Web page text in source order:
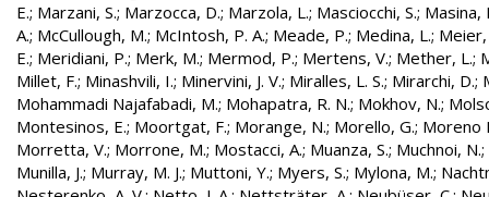
E.; Marzani, S.; Marzocca, D.; Marzola, L.; Masciocchi, S.; Masina,
A.; McCullough, M.; McIntosh, P. A.; Meade, P.; Medina, L.; Meier,
E.; Meridiani, P.; Merk, M.; Mermod, P.; Mertens, V.; Mether, L.;
Millet, F.; Minashvili, I.; Minervini, J. V.; Miralles, L. S.; Mirarchi, D.;
Mohammadi Najafabadi, M.; Mohapatra, R. N.; Mokhov, N.;
Montesinos, E.; Moortgat, F.; Morange, N.; Morello, G.; Moreno
Morretta, V.; Morrone, M.; Mostacci, A.; Muanza, S.; Muchnoi, N.;
Munilla, J.; Murray, M. J.; Muttoni, Y.; Myers, S.; Mylona, M.;